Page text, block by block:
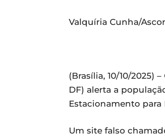
Valquíria Cunha/
(Brasília, 10/10/2025)
DF) alerta a
Estacionamento para
Um site falso